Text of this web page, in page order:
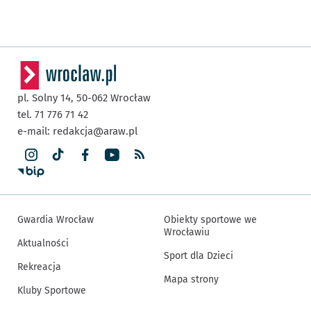
pl. Solny 14, 50-062 Wrocław
tel. 71 776 71 42
e-mail: redakcja@araw.pl
Gwardia Wrocław
Aktualności
Rekreacja
Kluby Sportowe
Obiekty sportowe we
Wrocławiu
Sport dla Dzieci
Mapa strony